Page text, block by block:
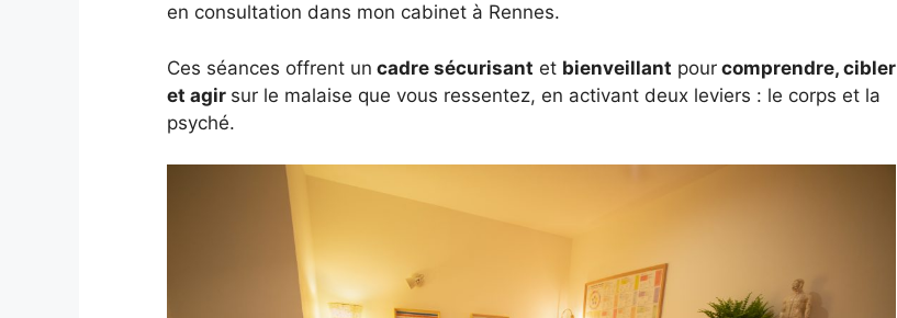
en consultation dans mon cabinet à Rennes.
Ces séances offrent un cadre sécurisant et bienveillant pour comprendre, cibler
et agir sur le malaise que vous ressentez, en activant deux leviers : le corps et la
psyché.